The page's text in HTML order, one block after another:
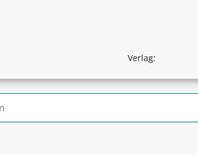
Verlag: